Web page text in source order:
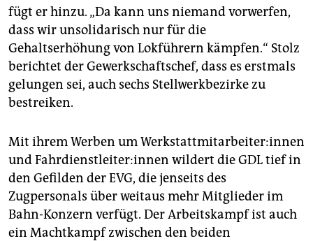
fügt er hinzu. „Da kann uns niemand vorwerfen,
dass wir unsolidarisch nur für die
Gehaltserhöhung von Lokführern kämpfen.“ Stolz
berichtet der Gewerkschaftschef, dass es erstmals
gelungen sei, auch sechs Stellwerkbezirke zu
bestreiken.
Mit ihrem Werben um Werk­statt­mit­ar­bei­te­r:in­nen
und Fahr­dienst­lei­te­r:in­nen wildert die GDL tief in
den Gefilden der EVG, die jenseits des
Zugpersonals über weitaus mehr Mitglieder im
Bahn-Konzern verfügt. Der Arbeitskampf ist auch
ein Machtkampf zwischen den beiden